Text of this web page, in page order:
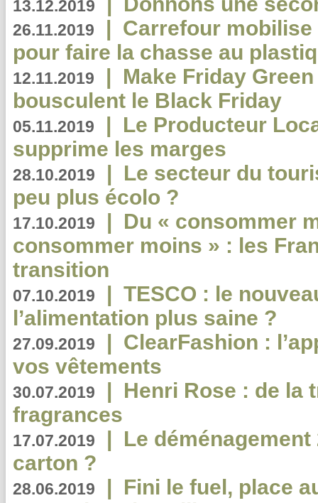
13.12.2019
26.11.2019 | Carrefour
pour faire la chasse au
12.11.2019 | Make Friday
bousculent le Black Friday
05.11.2019 | Le Producteur
supprime les marges
28.10.2019 | Le secteur du
peu plus écolo ?
17.10.2019 | Du « consommer
consommer moins » : les
transition
07.10.2019 | TESCO : le
l’alimentation plus saine ?
27.09.2019 | ClearFashion :
vos vêtements
30.07.2019 | Henri Rose : de la
fragrances
17.07.2019 | Le
carton ?
28.06.2019 | Fini le fuel, place